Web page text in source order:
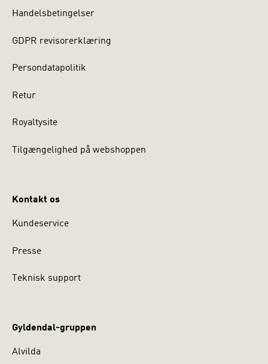
Handelsbetingelser
GDPR revisorerklæring
Persondatapolitik
Retur
Royaltysite
Tilgængelighed på webshoppen
Kontakt os
Kundeservice
Presse
Teknisk support
Gyldendal-gruppen
Alvilda